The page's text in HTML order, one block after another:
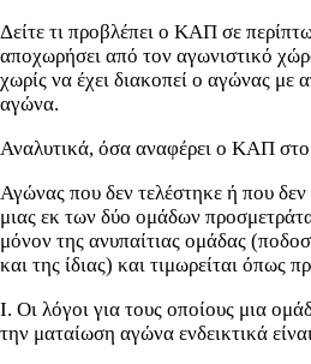
Δείτε τι προβλέπει ο ΚΑΠ σε
αποχωρήσει από τον αγωνιστικό
χωρίς να έχει διακοπεί ο αγώνας με
αγώνα.
Αναλυτικά, όσα αναφέρει ο ΚΑΠ
Αγώνας που δεν τελέστηκε ή που δεν
μιας εκ των δύο ομάδων
μόνον της ανυπαίτιας ομάδας
και της ίδιας) και τιμωρείται όπως
Ι. Οι λόγοι για τους οποίους μια
την ματαίωση αγώνα ενδεικτικά